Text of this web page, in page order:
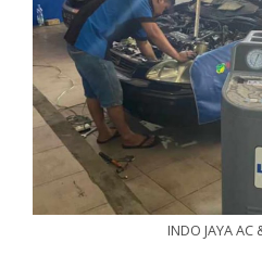
INDO JAYA AC